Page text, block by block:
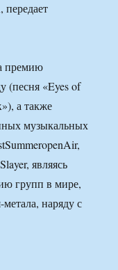
премию
(песня «Eyes of
а также
музыкальных
являясь
групп в мире,
наряду с